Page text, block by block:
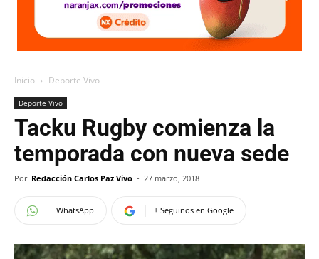
Inicio Deporte Vivo
Deporte Vivo
Tacku Rugby comienza la
temporada con nueva sede
Por Redacción Carlos Paz Vivo - 27 marzo, 2018
WhatsApp + Seguinos en Google